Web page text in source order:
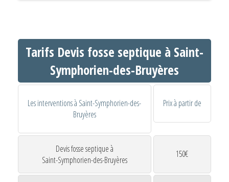
Tarifs Devis fosse septique à Saint-
Symphorien-des-Bruyères
Les interventions à Saint-Symphorien-des-
Bruyères
Prix à partir de
Devis fosse septique à
Saint-Symphorien-des-Bruyères
150€